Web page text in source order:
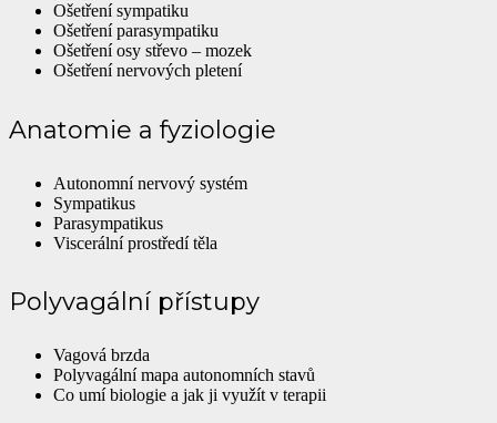
Ošetření sympatiku
Ošetření parasympatiku
Ošetření osy střevo – mozek
Ošetření nervových pletení
Anatomie a fyziologie
Autonomní nervový systém
Sympatikus
Parasympatikus
Viscerální prostředí těla
Polyvagální přístupy
Vagová brzda
Polyvagální mapa autonomních stavů
Co umí biologie a jak ji využít v terapii